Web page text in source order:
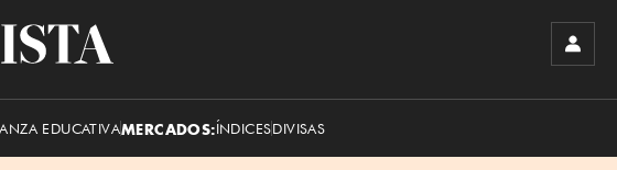
EDUCATIVAMERCADOS:ÍNDICESDIVISAS